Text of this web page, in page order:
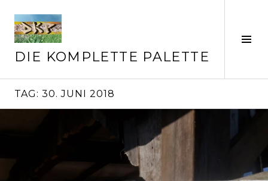
zum
Inhalt
DIE KOMPLETTE PALETTE
TAG: 30. JUNI 2018